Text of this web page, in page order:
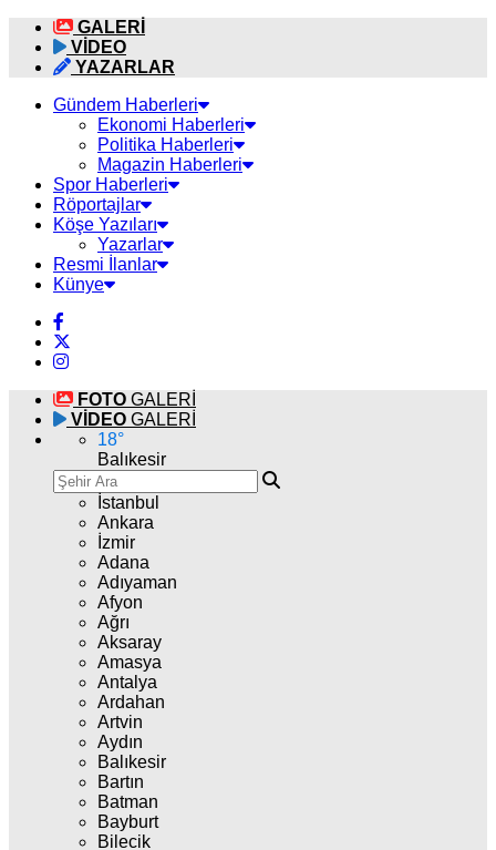
GALERİ
VİDEO
YAZARLAR
Gündem Haberleri
Ekonomi Haberleri
Politika Haberleri
Magazin Haberleri
Spor Haberleri
Röportajlar
Köşe Yazıları
Yazarlar
Resmi İlanlar
Künye
FOTO GALERİ
VİDEO GALERİ
18°
Balıkesir
İstanbul
Ankara
İzmir
Adana
Adıyaman
Afyon
Ağrı
Aksaray
Amasya
Antalya
Ardahan
Artvin
Aydın
Balıkesir
Bartın
Batman
Bayburt
Bilecik